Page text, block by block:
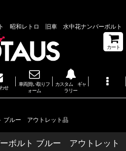
昭和レトロ 旧車 水中花ナンバーボルト
カート
せ
車両買い取りフ
ォーム
カスタム ギャ
ラリー
ブルー アウトレット品
ボルト ブルー アウトレット